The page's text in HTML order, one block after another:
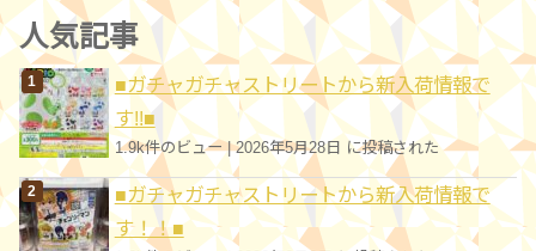
ゴ
リ
ー
人気記事
■ガチャガチャストリートから新入荷情報で
す!!■
1.9k件のビュー|2026年5月28日 に投稿された
■ガチャガチャストリートから新入荷情報で
す！！■